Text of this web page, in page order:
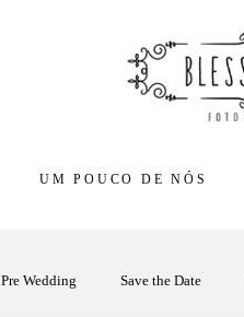
UM POUCO DE NÓS
Pre Wedding Save the Date